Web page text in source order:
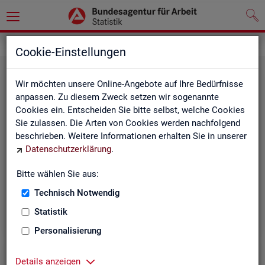
Cookie-Einstellungen
Wir möchten unsere Online-Angebote auf Ihre Bedürfnisse
anpassen. Zu diesem Zweck setzen wir sogenannte
Cookies ein. Entscheiden Sie bitte selbst, welche Cookies
Sie zulassen. Die Arten von Cookies werden nachfolgend
beschrieben. Weitere Informationen erhalten Sie in unserer
Datenschutzerklärung.
Bitte wählen Sie aus:
Technisch Notwendig
Statistik
Personalisierung
Details anzeigen
Me­tho­di­sche Hin­wei­se
Hintergrundinformationen und methodische Hinweise
zu den Fachstatistiken und weiteren Themen, z. B. zur